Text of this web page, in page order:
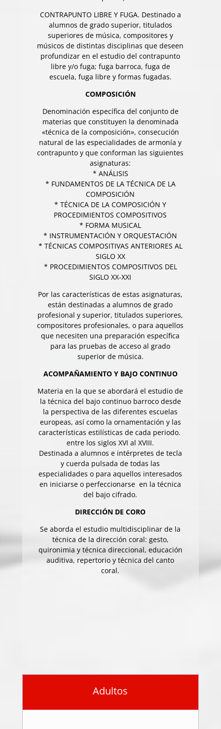
CONTRAPUNTO LIBRE Y FUGA. Destinado a
alumnos de grado superior, titulados
superiores de música, compositores y
músicos de distintas disciplinas que deseen
profundizar en el estudio del contrapunto
libre y/o fuga; fuga barroca, fuga de
escuela, fuga libre y formas fugadas.
COMPOSICIÓN
Denominación específica del conjunto de
materias que constituyen la denominada
«técnica de la composición», consecución
natural de las especialidades de armonía y
contrapunto y que conforman las siguientes
asignaturas:
* ANÁLISIS
* FUNDAMENTOS DE LA TÉCNICA DE LA
COMPOSICIÓN
* TÉCNICA DE LA COMPOSICIÓN Y
PROCEDIMIENTOS COMPOSITIVOS
* FORMA MUSICAL
* INSTRUMENTACIÓN Y ORQUESTACIÓN
* TÉCNICAS COMPOSITIVAS ANTERIORES AL
SIGLO XX
* PROCEDIMIENTOS COMPOSITIVOS DEL
SIGLO XX-XXI
Por las características de estas asignaturas,
están destinadas a alumnos de grado
profesional y superior, titulados superiores,
compositores profesionales, o para aquellos
que necesiten una preparación específica
para las pruebas de acceso al grado
superior de música.
ACOMPAÑAMIENTO Y BAJO CONTINUO
Materia en la que se abordará el estudio de
la técnica del bajo continuo barroco desde
la perspectiva de las diferentes escuelas
europeas, así como la ornamentación y las
características estilísticas de cada periodo.
entre los siglos XVI al XVIII.
Destinada a alumnos e intérpretes de tecla
y cuerda pulsada de todas las
especialidades o para aquellos interesados
en iniciarse o perfeccionarse en la técnica
del bajo cifrado.
DIRECCIÓN DE CORO
Se aborda el estudio multidisciplinar de la
técnica de la dirección coral: gesto,
quironimia y técnica direccional, educación
auditiva, repertorio y técnica del canto
coral.
Adultos